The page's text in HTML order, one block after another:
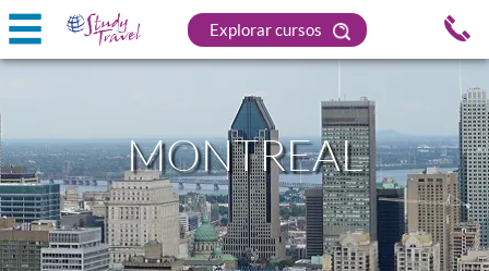
Explorar cursos
MONTREAL